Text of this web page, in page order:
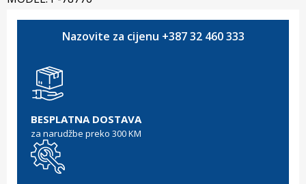
Nazovite za cijenu +387 32 460 333
BESPLATNA DOSTAVA
za narudžbe preko 300 KM